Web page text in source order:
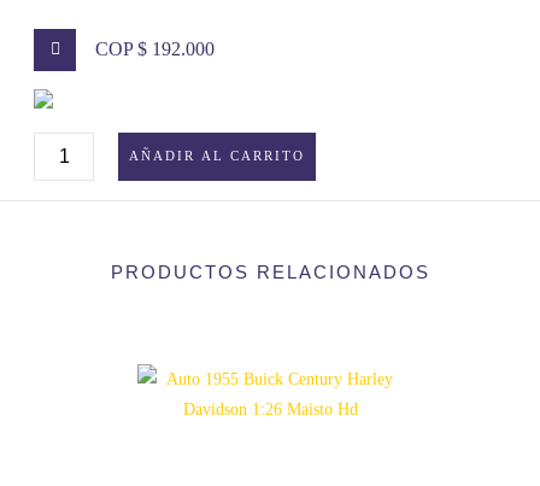
COP $ 192.000
SLINKY
TOY
ORIGINAL
AÑADIR AL CARRITO
PRODUCTOS RELACIONADOS